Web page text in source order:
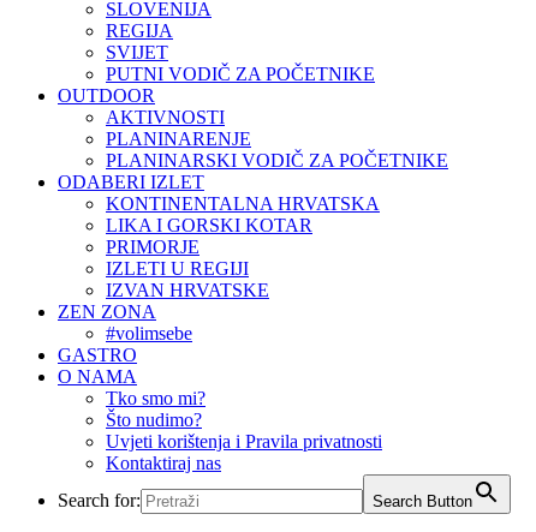
SLOVENIJA
REGIJA
SVIJET
PUTNI VODIČ ZA POČETNIKE
OUTDOOR
AKTIVNOSTI
PLANINARENJE
PLANINARSKI VODIČ ZA POČETNIKE
ODABERI IZLET
KONTINENTALNA HRVATSKA
LIKA I GORSKI KOTAR
PRIMORJE
IZLETI U REGIJI
IZVAN HRVATSKE
ZEN ZONA
#volimsebe
GASTRO
O NAMA
Tko smo mi?
Što nudimo?
Uvjeti korištenja i Pravila privatnosti
Kontaktiraj nas
Search for:
Search Button